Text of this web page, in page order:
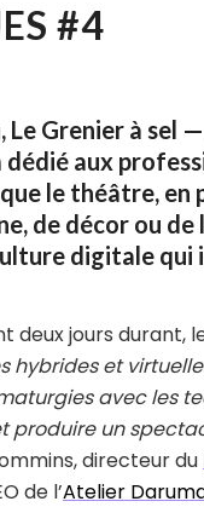
#4
Le Grenier à sel —
aux
le théâtre,
de décor ou
digitale
jours durant,
hybrides et
avec les
produire un
directeur du
de l’Atelier